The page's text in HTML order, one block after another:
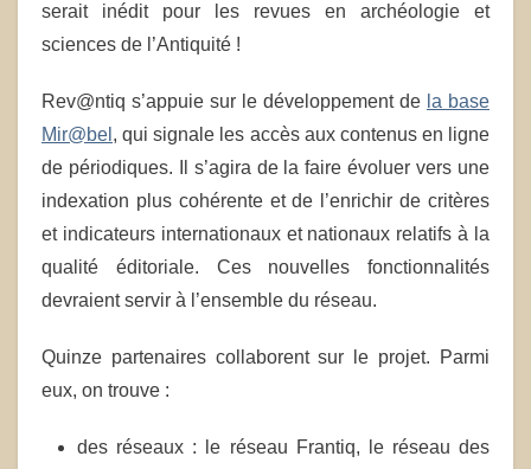
serait inédit pour les revues en archéologie et
sciences de l’Antiquité !
Rev@ntiq s’appuie sur le développement de la base
Mir@bel , qui signale les accès aux contenus en ligne
de périodiques. Il s’agira de la faire évoluer vers une
indexation plus cohérente et de l’enrichir de critères
et indicateurs internationaux et nationaux relatifs à la
qualité éditoriale. Ces nouvelles fonctionnalités
devraient servir à l’ensemble du réseau.
Quinze partenaires collaborent sur le projet. Parmi
eux, on trouve :
des réseaux : le réseau Frantiq, le réseau des